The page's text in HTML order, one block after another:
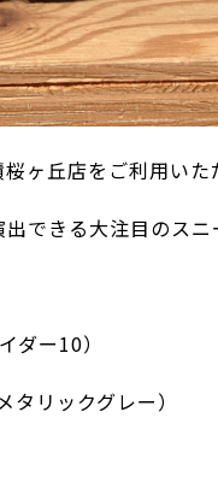
ヶ丘店をご利用いた
できる大注目のスニ
ダー10）
リックグレー）